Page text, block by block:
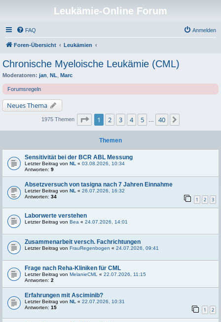
Leukämie-Online Forum
FAQ Anmelden
Foren-Übersicht Leukämien
Chronische Myeloische Leukämie (CML)
Moderatoren: jan NL Marc
Forumsregeln
Neues Thema
1975 Themen Seite von
1 2 3 4 5 40
Themen
Sensitivität bei der BCR ABL Messung
Letzter Beitrag von NL « 03.08.2026, 10:34
Antworten: 9
Absetzversuch von tasigna nach 7 Jahren Einnahme
Letzter Beitrag von NL « 26.07.2026, 16:32
Antworten: 34 1 2 3
Laborwerte verstehen
Letzter Beitrag von Bea « 24.07.2026, 14:01
Zusammenarbeit versch. Fachrichtungen
Letzter Beitrag von FrauRegenbogen « 24.07.2026, 09:41
Frage nach Reha-Kliniken für CML
Letzter Beitrag von MelanieCML « 22.07.2026, 11:15
Antworten: 2
Erfahrungen mit Asciminib?
Letzter Beitrag von NL « 22.07.2026, 10:31
Antworten: 15 1 2